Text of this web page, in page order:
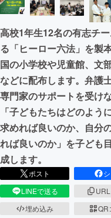
CAMPFIRE for
CAMPFIREふる
高校1年生12名の有志チ
る「ヒーロー六法」を製
国の小学校や児童館、文
などに配布します。弁護
専門家のサポートを受けな
「子どもたちはどのよう
求めれば良いのか、自分
れば良いのか」を子ども
成します。
ポスト
LINEで送る
埋め込み
QR